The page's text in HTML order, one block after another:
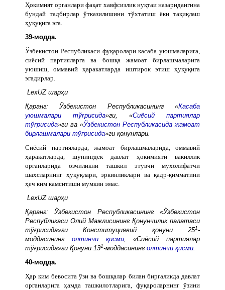
Ҳокимият органлари фақат хавфсизлик нуқтаи назаридангина
бундай тадбирлар ўтказилишини тўхтатиш ёки тақиқлаш
ҳуқуқига эга.
39-модда.
Ўзбекистон Республикаси фуқаролари касаба уюшмаларига,
сиёсий партияларга ва бошқа жамоат бирлашмаларига
уюшиш, оммавий ҳаракатларда иштирок этиш ҳуқуқига
эгадирлар.
LexUZ шарҳи
Қаранг: Ўзбекистон Республикасининг «Касаба
уюшмалари тўғрисида»ги, «Сиёсий партиялар
тўғрисида»ги ва «Ўзбекистон Республикасида жамоат
бирлашмалари тўғрисида»ги қонунлари.
Сиёсий партияларда, жамоат бирлашмаларида, оммавий
ҳаракатларда, шунингдек давлат ҳокимияти вакиллик
органларида озчиликни ташкил этувчи мухолифатчи
шахсларнинг ҳуқуқлари, эркинликлари ва қадр-қимматини
ҳеч ким камситиши мумкин эмас.
LexUZ шарҳи
Қаранг: Ўзбекистон Республикасининг «Ўзбекистон
Республикаси Олий Мажлисининг Қонунчилик палатаси
тўғрисида»ги Конституциявий қонуни 251-
моддасининг олтинчи қисми, «Сиёсий партиялар
тўғрисида»ги Қонуни 131-моддасининг олтинчи қисми.
40-модда.
Ҳар ким бевосита ўзи ва бошқалар билан биргаликда давлат
органларига ҳамда ташкилотларига, фуқароларнинг ўзини